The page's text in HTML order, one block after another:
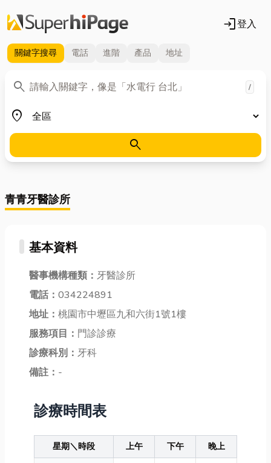
login登入
關鍵字搜尋 電話 進階 產品 地址
search
關鍵字 /
place
地區
search
青青牙醫診所
基本資料
醫事機構種類： 牙醫診所
電話： 034224891
地址： 桃園市中壢區九和六街1號1樓
服務項目： 門診診療
診療科別： 牙科
備註： -
診療時間表
星期＼時段 上午 下午
晚上